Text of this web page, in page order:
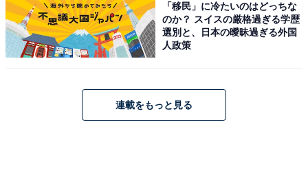
「移民」に冷たいのはどっちな
のか？ スイスの厳格過ぎる学歴
選別と、日本の曖昧過ぎる外国
人政策
連載をもっと見る